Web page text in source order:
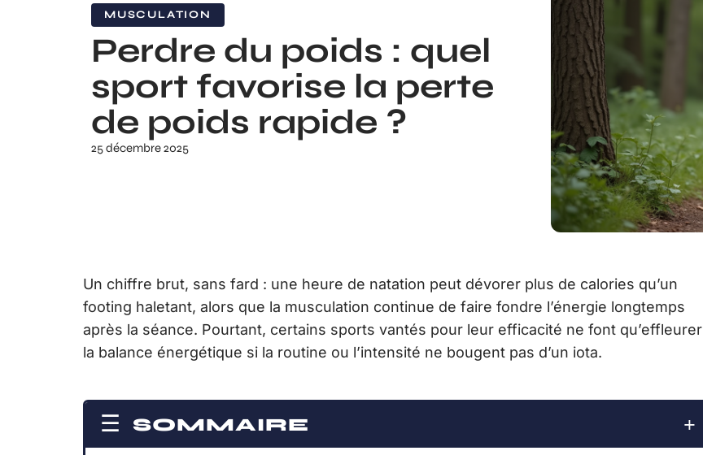
MUSCULATION
Perdre du poids : quel
sport favorise la perte
de poids rapide ?
25 décembre 2025
Un chiffre brut, sans fard : une heure de natation peut dévorer plus de calories qu’un
footing haletant, alors que la musculation continue de faire fondre l’énergie longtemps
après la séance. Pourtant, certains sports vantés pour leur efficacité ne font qu’effleurer
la balance énergétique si la routine ou l’intensité ne bougent pas d’un iota.
SOMMAIRE